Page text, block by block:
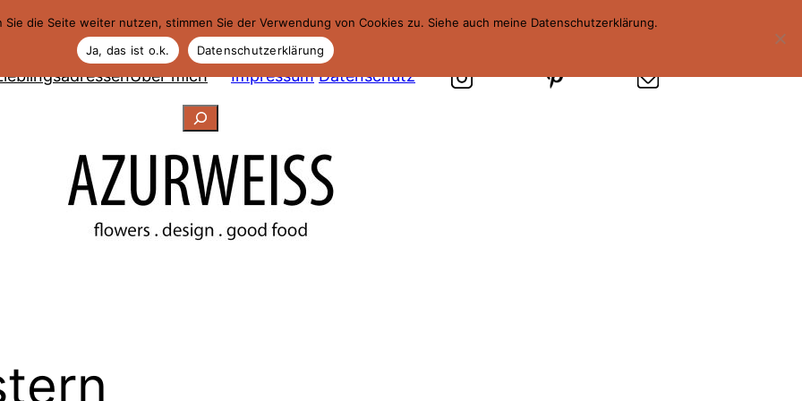
Über mich Impressum Datenschutz
Suchen
die Seite weiter nutzen, stimmen Sie der Verwendung von Cookies zu. Siehe auch meine Datenschutzerklärung.
Ja, das ist o.k.
Datenschutzerklärung